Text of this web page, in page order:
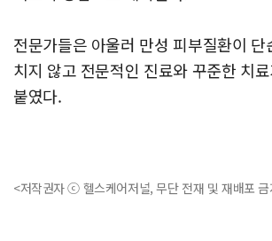
전문가들은 아울러 만성 피부질환이
치지 않고 전문적인 진료와 꾸준한 치
붙였다.
<저작권자 ⓒ 헬스케어저널, 무단 전재 및 재배포